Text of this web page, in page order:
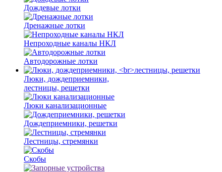
Дождевые лотки
Дренажные лотки
Непроходные каналы НКЛ
Автодорожные лотки
Люки, дождеприемники,
лестницы, решетки
Люки канализационные
Дождеприемники, решетки
Лестницы, стремянки
Скобы